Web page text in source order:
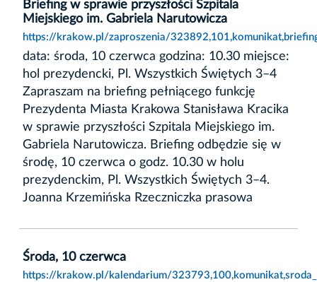
Briefing w sprawie przyszłości Szpitala
Miejskiego im. Gabriela Narutowicza
https://krakow.pl/zaproszenia/
data: środa, 10 czerwca godzina: 10.30 miejsce:
hol prezydencki, Pl. Wszystkich Świętych 3–4
Zapraszam na briefing pełniącego funkcję
Prezydenta Miasta Krakowa Stanisława Kracika
w sprawie przyszłości Szpitala Miejskiego im.
Gabriela Narutowicza. Briefing odbędzie się w
środę, 10 czerwca o godz. 10.30 w holu
prezydenckim, Pl. Wszystkich Świętych 3–4.
Joanna Krzemińska Rzeczniczka prasowa
Środa, 10 czerwca
https://krakow.pl/kalendarium/